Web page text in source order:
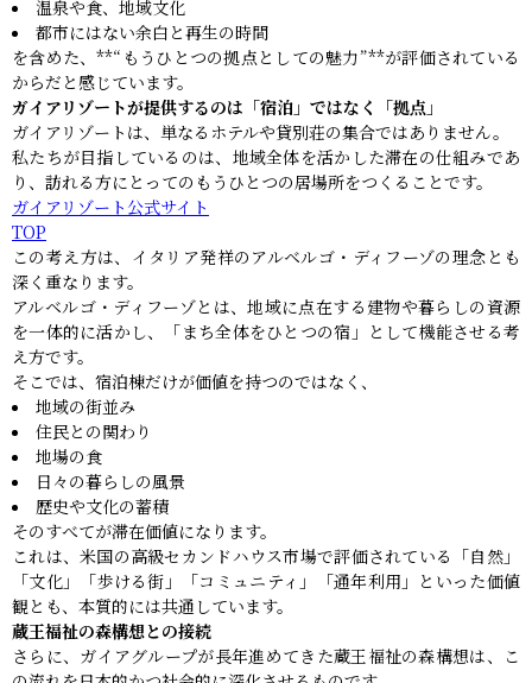
温泉や食、地域文化
都市にはない余白と再生の時間
を含めた、**“もうひとつの拠点としての魅力”**が評価されている
からだと感じています。
ガイアリゾートが提供するのは「宿泊」ではなく「拠点」
ガイアリゾートは、単なるホテルや貸別荘の集合ではありません。
私たちが目指しているのは、地域全体を活かした滞在の仕組みであ
り、訪れる方にとってのもうひとつの居場所をつくることです。
ガイアリゾート公式サイト
TOP
この考え方は、イタリア発祥のアルベルゴ・ディフーゾの理念とも
深く重なります。
アルベルゴ・ディフーゾとは、地域に点在する建物や暮らしの資源
を一体的に活かし、「まち全体をひとつの宿」として機能させる考
え方です。
そこでは、宿泊棟だけが価値を持つのではなく、
地域の街並み
住民との関わり
地場の食
日々の暮らしの風景
歴史や文化の蓄積
そのすべてが滞在価値になります。
これは、米国の高級セカンドハウス市場で評価されている「自然」
「文化」「歩ける街」「コミュニティ」「通年利用」といった価値
観とも、本質的には共通しています。
蔵王福祉の森構想との接続
さらに、ガイアグループが長年進めてきた蔵王福祉の森構想は、こ